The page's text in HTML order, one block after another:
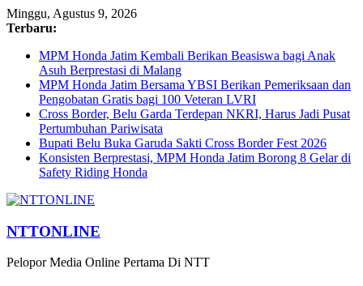
Minggu, Agustus 9, 2026
Terbaru:
MPM Honda Jatim Kembali Berikan Beasiswa bagi Anak
Asuh Berprestasi di Malang
MPM Honda Jatim Bersama YBSI Berikan Pemeriksaan dan
Pengobatan Gratis bagi 100 Veteran LVRI
Cross Border, Belu Garda Terdepan NKRI, Harus Jadi Pusat
Pertumbuhan Pariwisata
Bupati Belu Buka Garuda Sakti Cross Border Fest 2026
Konsisten Berprestasi, MPM Honda Jatim Borong 8 Gelar di
Safety Riding Honda
NTTONLINE
Pelopor Media Online Pertama Di NTT